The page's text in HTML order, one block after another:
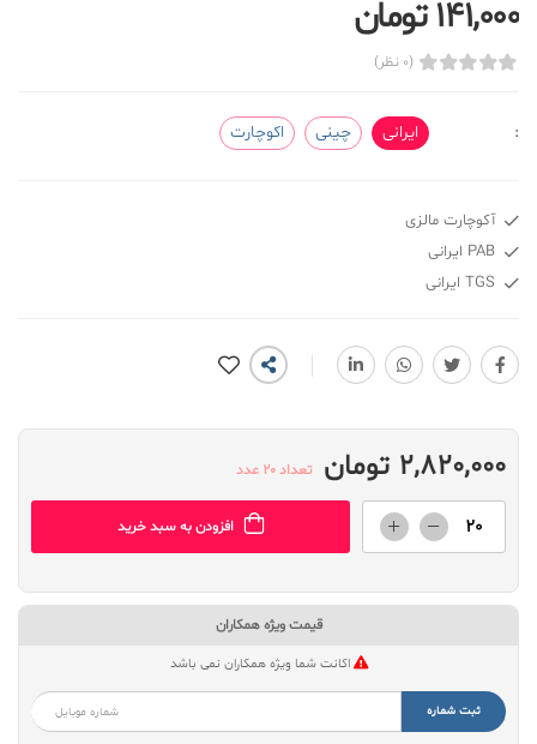
141,000 تومان
(0 نظر)
: ایرانی چینی اکوچارت
آکوچارت مالزی
PAB ایرانی
TGS ایرانی
2,820,000 تومان تعداد 20 عدد
افزودن به سبد خرید
قیمت ویژه همکاران
اکانت شما ویژه همکاران نمی باشد
ثبت شماره